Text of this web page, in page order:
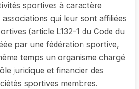
sportives à caractère
qui leur sont affiliées
(article L132-1 du Code du
par une fédération sportive,
temps un organisme chargé
juridique et financier des
sportives membres.